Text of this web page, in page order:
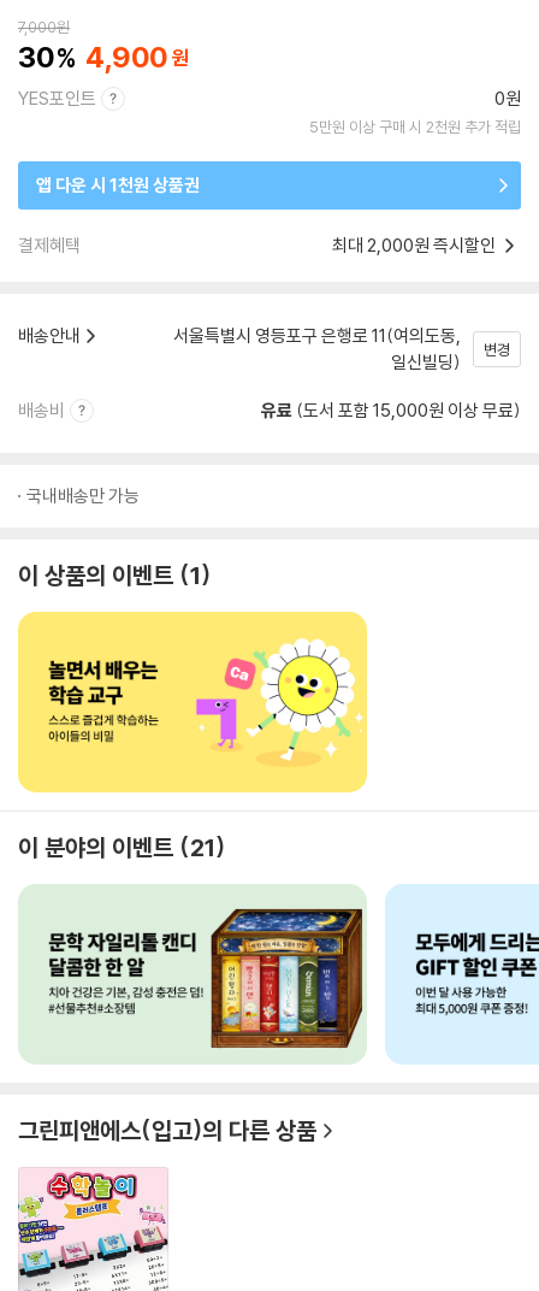
7,000원
30 4,900
YES포인트 0원
5만원 이상 구매 시 2천원 추가 적립
앱 다운 시 1천원 상품권
결제혜택 최대 2,000원 즉시할인
배송안내
서울특별시 영등포구 은행로 11(여의도동,
일신빌딩)
변경
배송비 유료 (도서 포함 15,000원 이상 무료)
국내배송만 가능
이 상품의 이벤트 1
이 분야의 이벤트 21
그린피앤에스(입고)의 다른 상품